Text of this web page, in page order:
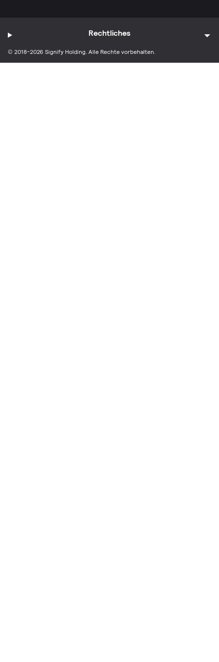
© 2018-2026 Signify Holding. Alle Rechte vorbehalten.
Rechtliches